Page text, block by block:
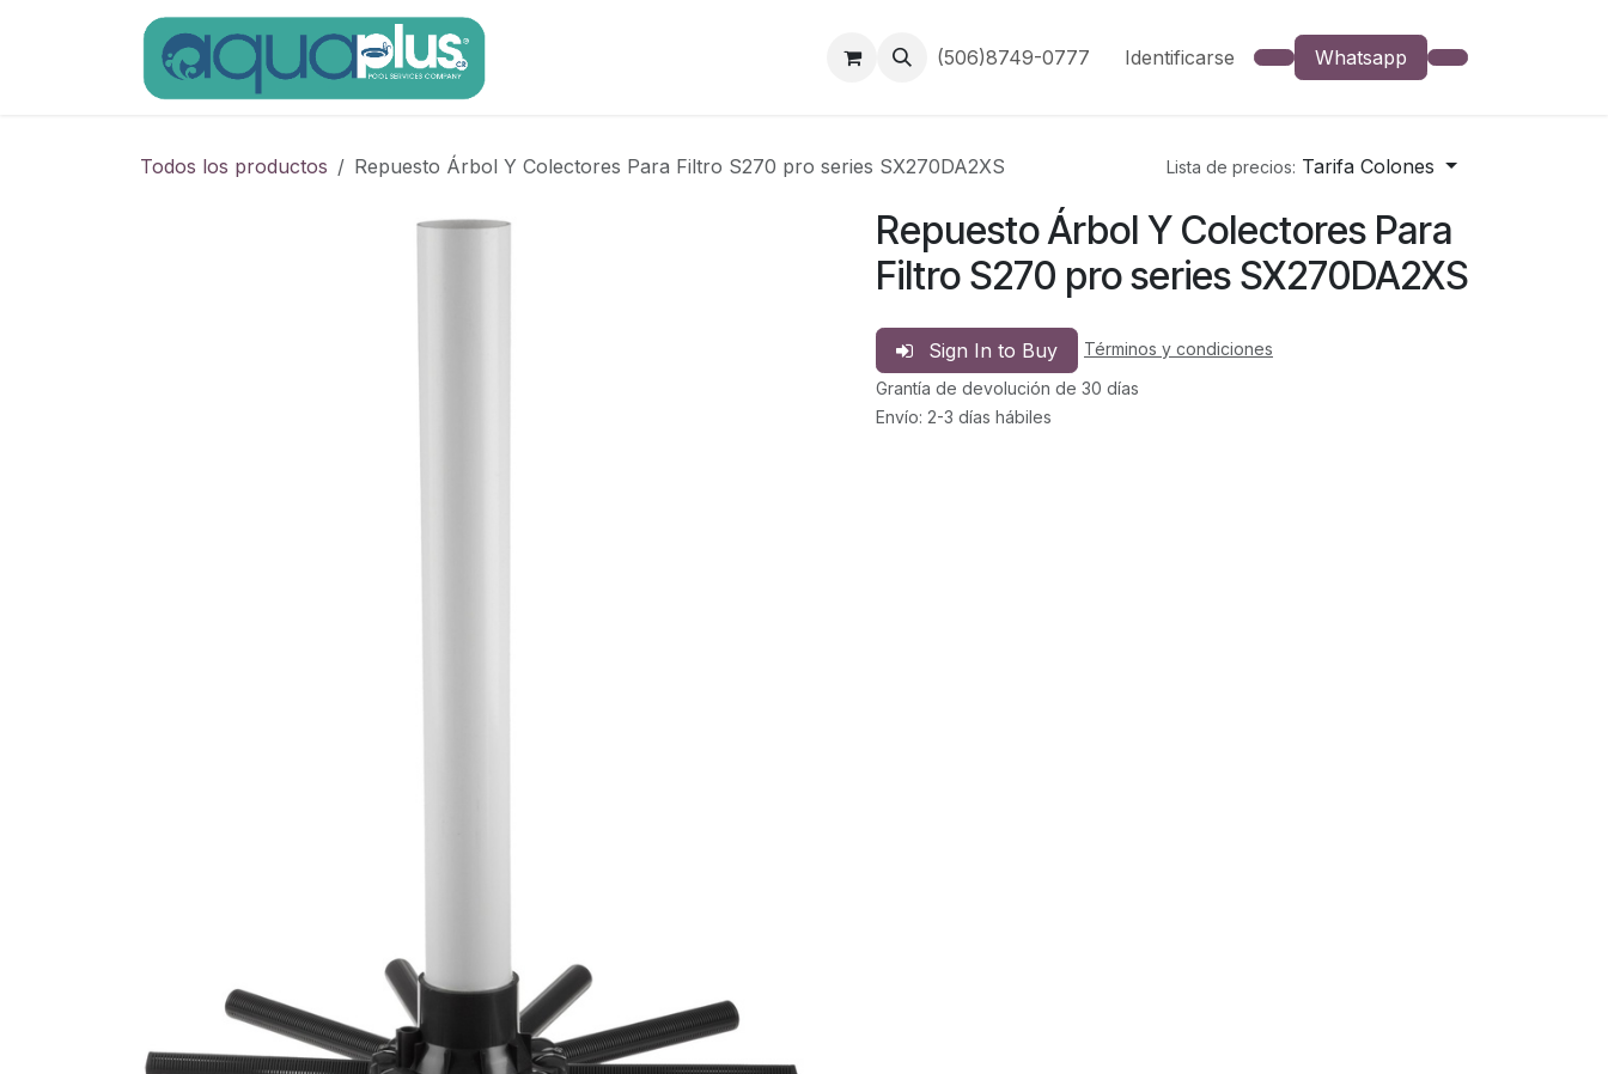
(506)8749-0777 Identificarse Whatsapp
Todos los productos Repuesto Árbol Y Colectores Para Filtro S270 pro series SX270DA2XS Lista de precios: Tarifa Colones
Repuesto Árbol Y Colectores Para
Filtro S270 pro series SX270DA2XS
Sign In to Buy
Términos y condiciones
Grantía de devolución de 30 días
Envío: 2-3 días hábiles